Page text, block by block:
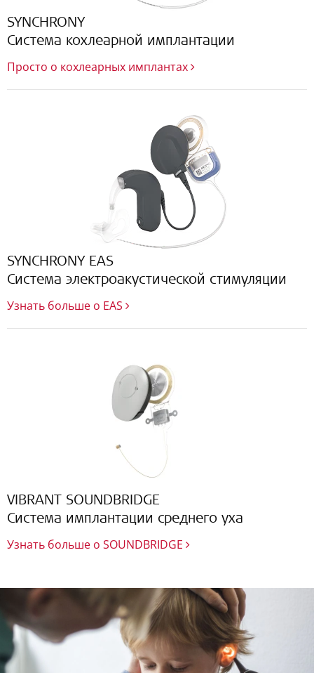
SYNCHRONY
Система кохлеарной имплантации
Просто о кохлеарных имплантах
SYNCHRONY EAS
Система электроакустической стимуляции
Узнать больше о EAS
VIBRANT SOUNDBRIDGE
Система имплантации среднего уха
Узнать больше о SOUNDBRIDGE